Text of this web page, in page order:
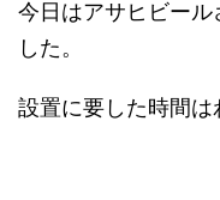
今日はアサヒビール
した。
設置に要した時間は